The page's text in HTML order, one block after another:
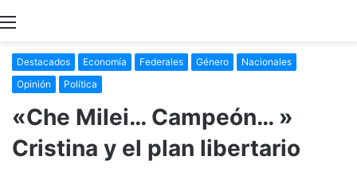
Destacados Economía Federales Género
Nacionales
Opinión
Política
«Che Milei… Campeón… »
Cristina y el plan libertario